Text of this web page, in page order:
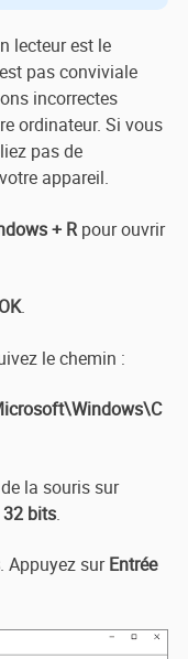
lecteur est le
pas conviviale
incorrectes
ordinateur. Si vous
pas de
appareil.
+ Rpour ouvrir
OK.
le chemin :
la souris sur
32 bits.
. Appuyez surEntrée